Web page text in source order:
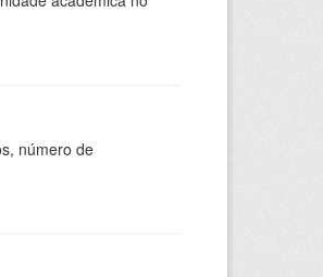
número de